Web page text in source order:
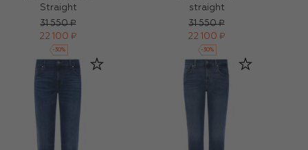
Straight
31 550 ₽
22 100 ₽
-30%
straight
31 550 ₽
22 100 ₽
-30%